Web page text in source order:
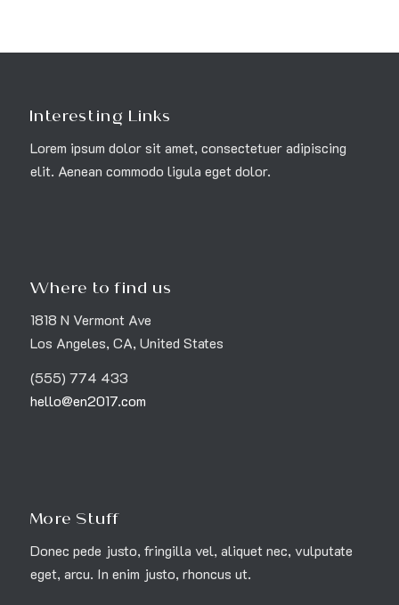
Interesting Links
Lorem ipsum dolor sit amet, consectetuer adipiscing
elit. Aenean commodo ligula eget dolor.
Where to find us
1818 N Vermont Ave
Los Angeles, CA, United States
(555) 774 433
hello@en2017.com
More Stuff
Donec pede justo, fringilla vel, aliquet nec, vulputate
eget, arcu. In enim justo, rhoncus ut.